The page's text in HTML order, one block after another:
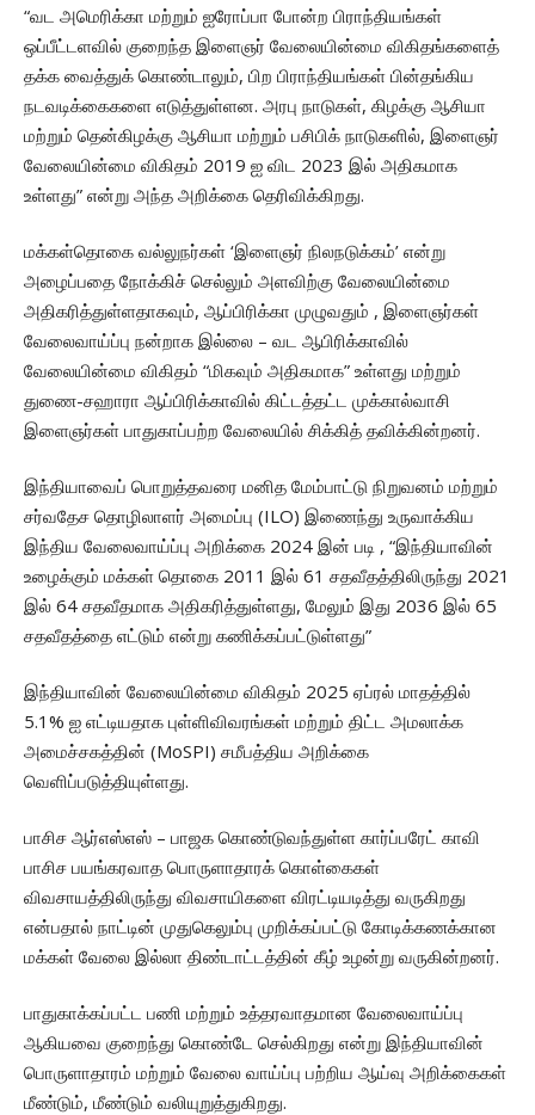
“வட அமெரிக்கா மற்றும் ஐரோப்பா போன்ற பிராந்தியங்கள்
ஒப்பீட்டளவில் குறைந்த இளைஞர் வேலையின்மை விகிதங்களைத்
தக்க வைத்துக் கொண்டாலும், பிற பிராந்தியங்கள் பின்தங்கிய
நடவடிக்கைகளை எடுத்துள்ளன. அரபு நாடுகள், கிழக்கு ஆசியா
மற்றும் தென்கிழக்கு ஆசியா மற்றும் பசிபிக் நாடுகளில், இளைஞர்
வேலையின்மை விகிதம் 2019 ஐ விட 2023 இல் அதிகமாக
உள்ளது” என்று அந்த அறிக்கை தெரிவிக்கிறது.
மக்கள்தொகை வல்லுநர்கள் ‘இளைஞர் நிலநடுக்கம்’ என்று
அழைப்பதை நோக்கிச் செல்லும் அளவிற்கு வேலையின்மை
அதிகரித்துள்ளதாகவும், ஆப்பிரிக்கா முழுவதும் , இளைஞர்கள்
வேலைவாய்ப்பு நன்றாக இல்லை – வட ஆபிரிக்காவில்
வேலையின்மை விகிதம் “மிகவும் அதிகமாக” உள்ளது மற்றும்
துணை-சஹாரா ஆப்பிரிக்காவில் கிட்டத்தட்ட முக்கால்வாசி
இளைஞர்கள் பாதுகாப்பற்ற வேலையில் சிக்கித் தவிக்கின்றனர்.
இந்தியாவைப் பொறுத்தவரை மனித மேம்பாட்டு நிறுவனம் மற்றும்
சர்வதேச தொழிலாளர் அமைப்பு (ILO) இணைந்து உருவாக்கிய
இந்திய வேலைவாய்ப்பு அறிக்கை 2024 இன் படி , “இந்தியாவின்
உழைக்கும் மக்கள் தொகை 2011 இல் 61 சதவீதத்திலிருந்து 2021
இல் 64 சதவீதமாக அதிகரித்துள்ளது, மேலும் இது 2036 இல் 65
சதவீதத்தை எட்டும் என்று கணிக்கப்பட்டுள்ளது”
இந்தியாவின் வேலையின்மை விகிதம் 2025 ஏப்ரல் மாதத்தில்
5.1% ஐ எட்டியதாக புள்ளிவிவரங்கள் மற்றும் திட்ட அமலாக்க
அமைச்சகத்தின் (MoSPI) சமீபத்திய அறிக்கை
வெளிப்படுத்தியுள்ளது.
பாசிச ஆர்எஸ்எஸ் – பாஜக கொண்டுவந்துள்ள கார்ப்பரேட் காவி
பாசிச பயங்கரவாத பொருளாதாரக் கொள்கைகள்
விவசாயத்திலிருந்து விவசாயிகளை விரட்டியடித்து வருகிறது
என்பதால் நாட்டின் முதுகெலும்பு முறிக்கப்பட்டு கோடிக்கணக்கான
மக்கள் வேலை இல்லா திண்டாட்டத்தின் கீழ் உழன்று வருகின்றனர்.
பாதுகாக்கப்பட்ட பணி மற்றும் உத்தரவாதமான வேலைவாய்ப்பு
ஆகியவை குறைந்து கொண்டே செல்கிறது என்று இந்தியாவின்
பொருளாதாரம் மற்றும் வேலை வாய்ப்பு பற்றிய ஆய்வு அறிக்கைகள்
மீண்டும், மீண்டும் வலியுறுத்துகிறது.